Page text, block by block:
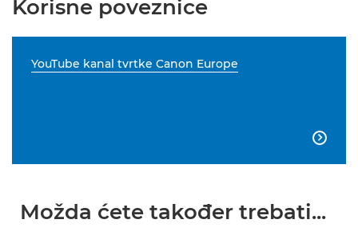
Korisne poveznice
YouTube kanal tvrtke Canon Europe

Možda ćete također trebati...